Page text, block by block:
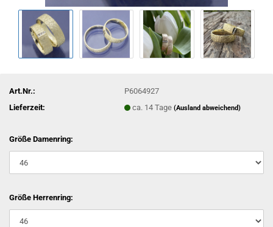
Art.Nr.:
P6064927
Lieferzeit:
ca. 14 Tage(Ausland abweichend)
Größe Damenring:
Größe Herrenring: